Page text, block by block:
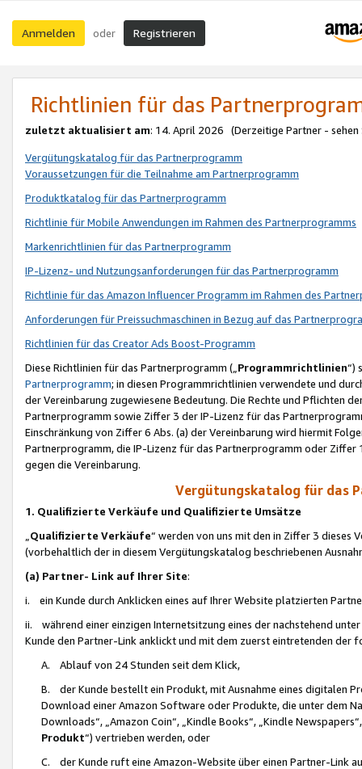
Anmelden oder Registrieren
Richtlinien für das
zuletzt aktualisiert am: 14. April 2026 (Derzeitige Partner - sehen
Vergütungskatalog für das Partnerprogramm
Voraussetzungen für die Teilnahme am Partnerprogramm
Produktkatalog für das Partnerprogramm
Richtlinie für Mobile Anwendungen im Rahmen des Partnerprogramms
Markenrichtlinien für das Partnerprogramm
IP-Lizenz- und Nutzungsanforderungen für das Partnerprogramm
Richtlinie für das Amazon Influencer Programm im Rahmen des
Anforderungen für Preissuchmaschinen in Bezug auf das
Richtlinien für das Creator Ads Boost-Programm
Diese Richtlinien für das Partnerprogramm („Programmrichtlinien“)
Partnerprogramm; in diesen Programmrichtlinien verwendete und
der Vereinbarung zugewiesene Bedeutung. Die Rechte und Pflichten
Partnerprogramm sowie Ziffer 3 der IP-Lizenz für das
Einschränkung von Ziffer 6 Abs. (a) der Vereinbarung wird hiermit
Partnerprogramm, die IP-Lizenz für das Partnerprogramm oder
gegen die Vereinbarung.
Vergütungskatalog für das
1. Qualifizierte Verkäufe und Qualifizierte Umsätze
Qualifizierte Verkäufe“ werden von uns mit den in Ziffer 3
(vorbehaltlich der in diesem Vergütungskatalog beschriebenen
(a) Partner- Link auf Ihrer Site:
i. ein Kunde durch Anklicken eines auf Ihrer Website platzierten
ii. während einer einzigen Internetsitzung eines der nachstehend
Kunde den Partner-Link anklickt und mit dem zuerst eintretenden der
A. Ablauf von 24 Stunden seit dem Klick,
B. der Kunde bestellt ein Produkt, mit Ausnahme eines digitalen
Download einer Amazon Software oder Produkte, die unter dem
Downloads“, „Amazon Coin“, „Kindle Books“, „Kindle
Produkt“) vertrieben werden, oder
C. der Kunde ruft eine Amazon-Website über einen Partner-Link